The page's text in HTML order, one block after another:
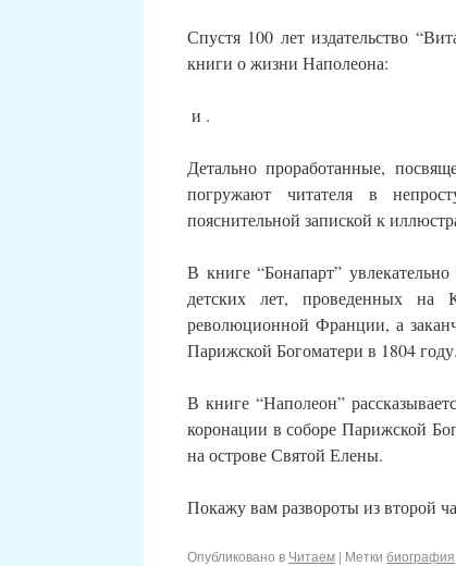
Спустя 100 лет издательство
книги о жизни Наполеона:
и .
Детально проработанные,
погружают читателя в
пояснительной запиской к
В книге “Бонапарт”
детских лет, проведенных на
революционной Франции, а
Парижской Богоматери в 1804 году.
В книге “Наполеон”
коронации в соборе Парижской
на острове Святой Елены.
Покажу вам развороты из второй
Опубликовано в Читаем | Метки биография